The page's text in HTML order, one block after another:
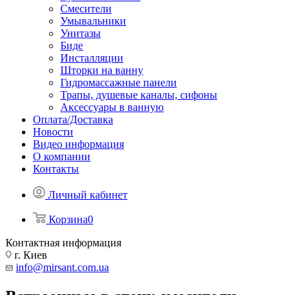
Смесители
Умывальники
Унитазы
Биде
Инсталляции
Шторки на ванну
Гидромассажные панели
Трапы, душевые каналы, сифоны
Аксессуары в ванную
Оплата/Доставка
Новости
Видео информация
О компании
Контакты
Личный кабинет
Корзина0
Контактная информация
г. Киев
info@mirsant.com.ua